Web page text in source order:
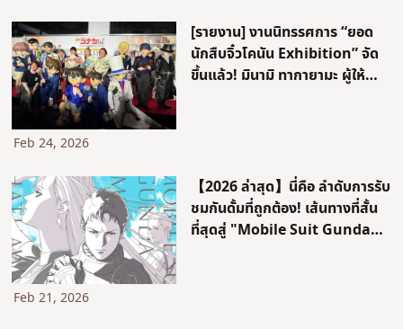
[รายงาน] งานนิทรรศการ “ยอด
นักสืบจิ๋วโคนัน Exhibition” จัด
ขึ้นแล้ว! มินามิ ทากายามะ ผู้ให้
Feb 24, 2026
【2026 ล่าสุด】นี่คือ ลำดับการรับ
ชมกันดั้มที่ถูกต้อง! เส้นทางที่สั้น
ที่สุดสู่ "Mobile Suit Gundam:
Feb 21, 2026